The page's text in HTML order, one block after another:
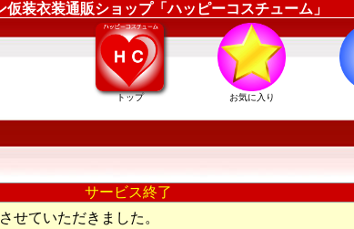
装衣装通販ショップ「ハッピーコスチューム」
トップ お気に入り
サービス終了
せていただきました。